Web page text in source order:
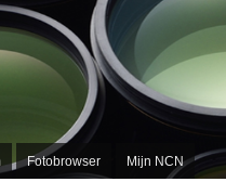
Fotobrowser Mijn NCN